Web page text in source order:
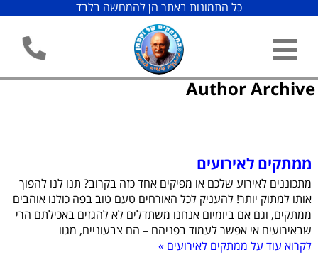
כל התמונות באתר הן להמחשה בלבד
Author Archive
ממתקים לאירועים
מתכוננים לאירוע שלכם או מפיקים אחד כזה בקרוב? תנו לנו להפוך
אותו למתוק יותר! להעניק לכל האורחים טעם טוב בפה כולנו אוהבים
ממתקים, וגם אם ביומיום אנחנו משתדלים לא להגזים באכילתם הרי
שבאירועים אי אפשר לעמוד בפניהם – הם צבעוניים, מגוו
לקרוא עוד על ממתקים לאירועים »